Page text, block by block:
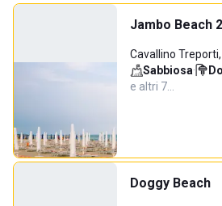
Jambo Beach
Cavallino
Sabbiosa·
e altri 7…
Doggy Beach